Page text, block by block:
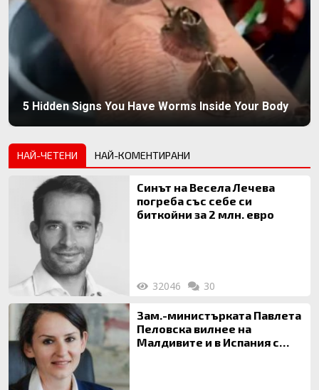
5 Hidden Signs You Have Worms Inside Your Body
НАЙ-ЧЕТЕНИ НАЙ-КОМЕНТИРАНИ
Синът на Весела Лечева
погреба със себе си
биткойни за 2 млн. евро
32046 30
Зам.-министърката Павлета
Пеловска вилнее на
Малдивите и в Испания с